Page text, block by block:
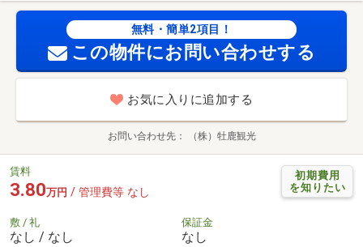
無料・簡単2項目！
この物件にお問い合わせする
お気に入りに追加する
お問い合わせ先 （株）牡鹿観光
初期費用
を知りたい
賃料
3.80万円 / 管理費等 なし
敷 / 礼
なし / なし
保証金
なし